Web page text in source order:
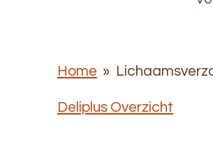
Home »
Deliplus Overzicht